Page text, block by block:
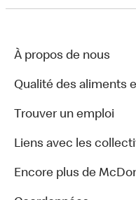
À propos de nous
Qualité des aliments
Trouver un emploi
Liens avec les
Encore plus de